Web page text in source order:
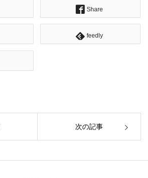
Share
feedly
次の記事